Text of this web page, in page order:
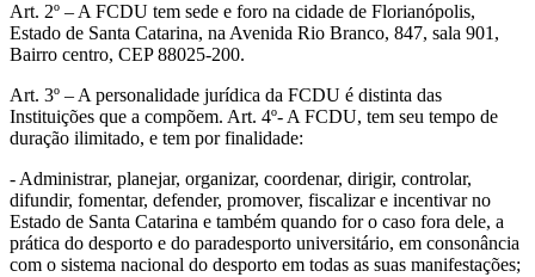
Art. 2º – A FCDU tem sede e foro na cidade de Florianópolis,
Estado de Santa Catarina, na Avenida Rio Branco, 847, sala 901,
Bairro centro, CEP 88025-200.
Art. 3º – A personalidade jurídica da FCDU é distinta das
Instituições que a compõem. Art. 4º- A FCDU, tem seu tempo de
duração ilimitado, e tem por finalidade:
- Administrar, planejar, organizar, coordenar, dirigir, controlar,
difundir, fomentar, defender, promover, fiscalizar e incentivar no
Estado de Santa Catarina e também quando for o caso fora dele, a
prática do desporto e do paradesporto universitário, em consonância
com o sistema nacional do desporto em todas as suas manifestações;